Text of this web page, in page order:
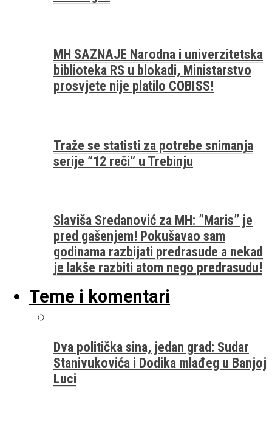
MH SAZNAJE Narodna i univerzitetska
biblioteka RS u blokadi, Ministarstvo
prosvjete nije platilo COBISS!
Traže se statisti za potrebe snimanja
serije ”12 reči” u Trebinju
Slaviša Sredanović za MH: ”Maris” je
pred gašenjem! Pokušavao sam
godinama razbijati predrasude a nekad
je lakše razbiti atom nego predrasudu!
Teme i komentari
Dva politička sina, jedan grad: Sudar
Stanivukovića i Dodika mlađeg u Banjoj
Luci